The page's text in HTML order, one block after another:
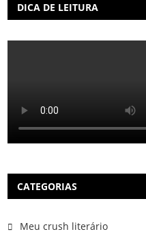
DICA DE LEITURA
CATEGORIAS
Meu crush literário